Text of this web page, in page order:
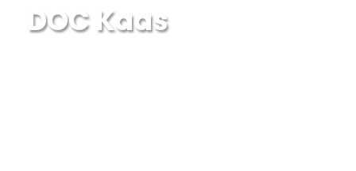
DOC Kaas